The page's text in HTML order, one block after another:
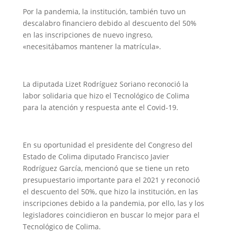
Por la pandemia, la institución, también tuvo un
descalabro financiero debido al descuento del 50%
en las inscripciones de nuevo ingreso,
«necesitábamos mantener la matrícula».
La diputada Lizet Rodríguez Soriano reconoció la
labor solidaria que hizo el Tecnológico de Colima
para la atención y respuesta ante el Covid-19.
En su oportunidad el presidente del Congreso del
Estado de Colima diputado Francisco Javier
Rodríguez García, mencionó que se tiene un reto
presupuestario importante para el 2021 y reconoció
el descuento del 50%, que hizo la institución, en las
inscripciones debido a la pandemia, por ello, las y los
legisladores coincidieron en buscar lo mejor para el
Tecnológico de Colima.